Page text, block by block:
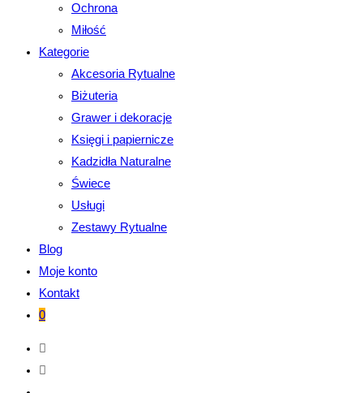
Ochrona
Miłość
Kategorie
Akcesoria Rytualne
Biżuteria
Grawer i dekoracje
Księgi i papiernicze
Kadzidła Naturalne
Świece
Usługi
Zestawy Rytualne
Blog
Moje konto
Kontakt
0